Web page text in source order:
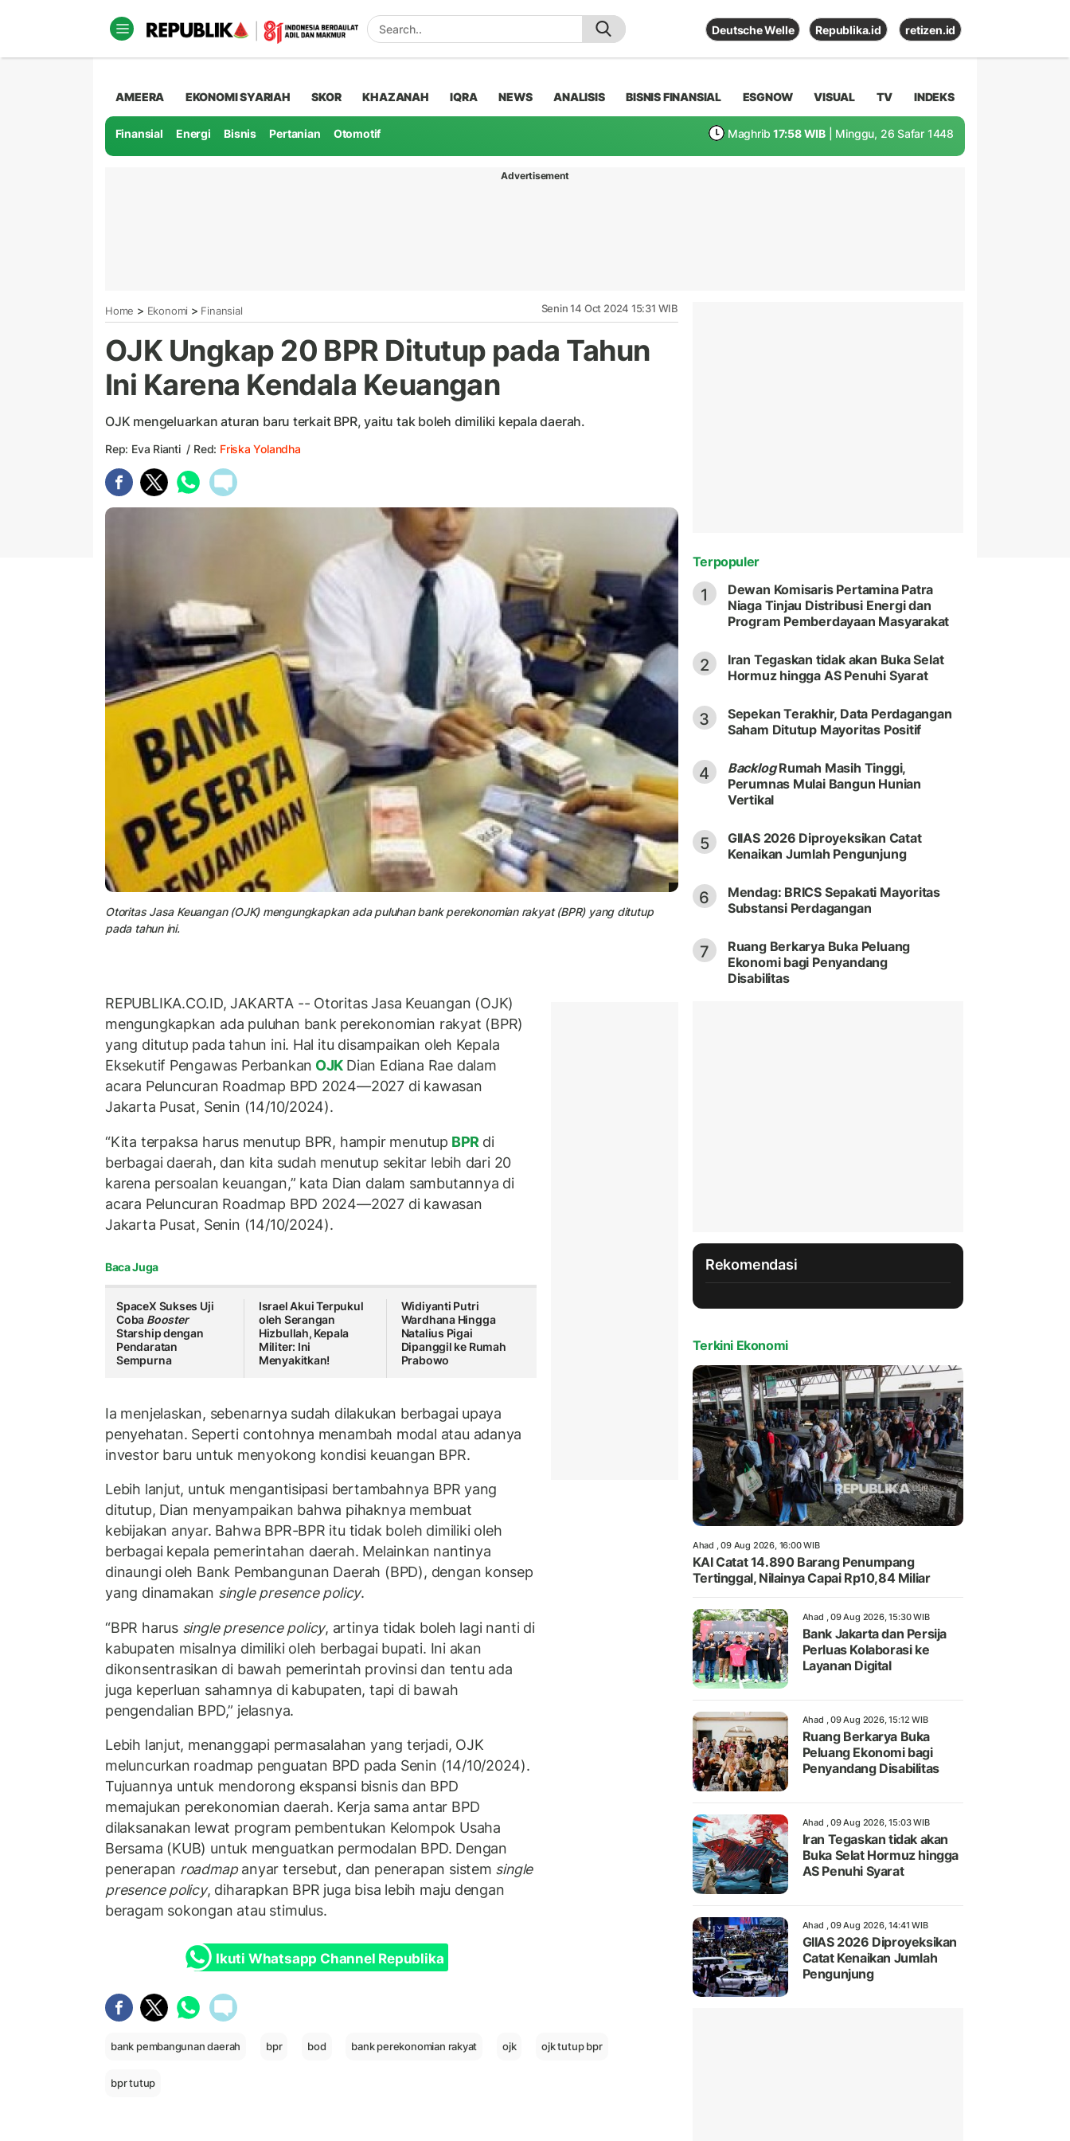
Deutsche Welle Republika.id retizen.id
AMEERA EKONOMI SYARIAH SKOR KHAZANAH IQRA NEWS ANALISIS BISNIS FINANSIAL ESGNOW VISUAL TV INDEKS
Finansial Energi Bisnis Pertanian Otomotif Maghrib 17:58 WIB | Minggu, 26 Safar 1448
Advertisement
Home > Ekonomi > Finansial Senin 14 Oct 2024 15:31 WIB
OJK Ungkap 20 BPR Ditutup pada Tahun
Ini Karena Kendala Keuangan
OJK mengeluarkan aturan baru terkait BPR, yaitu tak boleh dimiliki kepala daerah.
Rep: Eva Rianti / Red: Friska Yolandha
Otoritas Jasa Keuangan (OJK) mengungkapkan ada puluhan bank perekonomian rakyat (BPR) yang ditutup
pada tahun ini.
REPUBLIKA.CO.ID, JAKARTA -- Otoritas Jasa Keuangan (OJK)
mengungkapkan ada puluhan bank perekonomian rakyat (BPR)
yang ditutup pada tahun ini. Hal itu disampaikan oleh Kepala
Eksekutif Pengawas Perbankan OJK Dian Ediana Rae dalam
acara Peluncuran Roadmap BPD 2024—2027 di kawasan
Jakarta Pusat, Senin (14/10/2024).
“Kita terpaksa harus menutup BPR, hampir menutup BPR di
berbagai daerah, dan kita sudah menutup sekitar lebih dari 20
karena persoalan keuangan,” kata Dian dalam sambutannya di
acara Peluncuran Roadmap BPD 2024—2027 di kawasan
Jakarta Pusat, Senin (14/10/2024).
Baca Juga
SpaceX Sukses Uji
Coba Booster
Starship dengan
Pendaratan
Sempurna
Israel Akui Terpukul
oleh Serangan
Hizbullah, Kepala
Militer: Ini
Menyakitkan!
Widiyanti Putri
Wardhana Hingga
Natalius Pigai
Dipanggil ke Rumah
Prabowo
Ia menjelaskan, sebenarnya sudah dilakukan berbagai upaya
penyehatan. Seperti contohnya menambah modal atau adanya
investor baru untuk menyokong kondisi keuangan BPR.
Lebih lanjut, untuk mengantisipasi bertambahnya BPR yang
ditutup, Dian menyampaikan bahwa pihaknya membuat
kebijakan anyar. Bahwa BPR-BPR itu tidak boleh dimiliki oleh
berbagai kepala pemerintahan daerah. Melainkan nantinya
dinaungi oleh Bank Pembangunan Daerah (BPD), dengan konsep
yang dinamakan single presence policy.
“BPR harus single presence policy, artinya tidak boleh lagi nanti di
kabupaten misalnya dimiliki oleh berbagai bupati. Ini akan
dikonsentrasikan di bawah pemerintah provinsi dan tentu ada
juga keperluan sahamnya di kabupaten, tapi di bawah
pengendalian BPD,” jelasnya.
Lebih lanjut, menanggapi permasalahan yang terjadi, OJK
meluncurkan roadmap penguatan BPD pada Senin (14/10/2024).
Tujuannya untuk mendorong ekspansi bisnis dan BPD
memajukan perekonomian daerah. Kerja sama antar BPD
dilaksanakan lewat program pembentukan Kelompok Usaha
Bersama (KUB) untuk menguatkan permodalan BPD. Dengan
penerapan roadmapanyar tersebut, dan penerapan sistem single
presence policy, diharapkan BPR juga bisa lebih maju dengan
beragam sokongan atau stimulus.
Ikuti Whatsapp Channel Republika
bank pembangunan daerah bpr bod bank perekonomian rakyat ojk ojk tutup bpr
bpr tutup
Terpopuler
1
Dewan Komisaris Pertamina Patra
Niaga Tinjau Distribusi Energi dan
Program Pemberdayaan Masyarakat
2
Iran Tegaskan tidak akan Buka Selat
Hormuz hingga AS Penuhi Syarat
3
Sepekan Terakhir, Data Perdagangan
Saham Ditutup Mayoritas Positif
4 BacklogRumah Masih Tinggi,
Perumnas Mulai Bangun Hunian
Vertikal
5
GIIAS 2026 Diproyeksikan Catat
Kenaikan Jumlah Pengunjung
6
Mendag: BRICS Sepakati Mayoritas
Substansi Perdagangan
7
Ruang Berkarya Buka Peluang
Ekonomi bagi Penyandang
Disabilitas
Rekomendasi
Terkini Ekonomi
Ahad , 09 Aug 2026, 16:00 WIB
KAI Catat 14.890 Barang Penumpang
Tertinggal, Nilainya Capai Rp10,84 Miliar
Ahad , 09 Aug 2026, 15:30 WIB
Bank Jakarta dan Persija
Perluas Kolaborasi ke
Layanan Digital
Ahad , 09 Aug 2026, 15:12 WIB
Ruang Berkarya Buka
Peluang Ekonomi bagi
Penyandang Disabilitas
Ahad , 09 Aug 2026, 15:03 WIB
Iran Tegaskan tidak akan
Buka Selat Hormuz hingga
AS Penuhi Syarat
Ahad , 09 Aug 2026, 14:41 WIB
GIIAS 2026 Diproyeksikan
Catat Kenaikan Jumlah
Pengunjung